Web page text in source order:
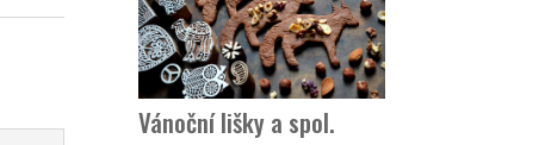
Vánoční lišky a spol.